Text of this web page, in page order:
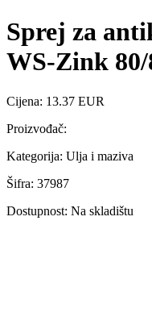
Sprej za
WS-Zink
Cijena: 13.37 EUR
Proizvođač:
Kategorija: Ulja i maziva
Šifra: 37987
Dostupnost: Na skladištu